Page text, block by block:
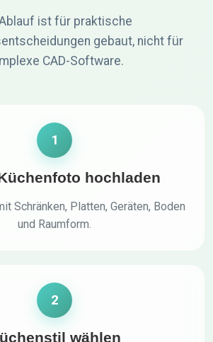
ist für praktische
gebaut, nicht für
CAD-Software.
1
hochladen
Schränken, Platten, Geräten, Boden
und Raumform.
2
wählen